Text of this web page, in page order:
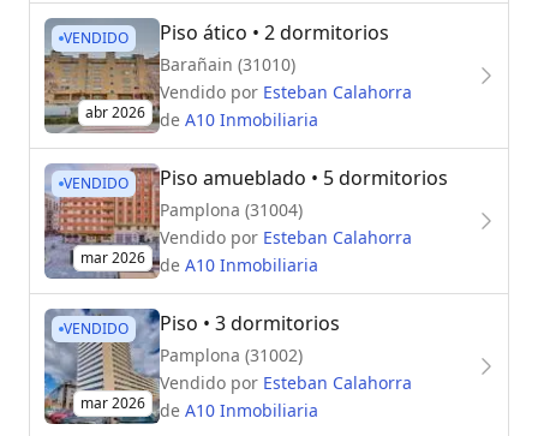
VENDIDO
abr 2026
Piso ático • 2 dormitorios
Barañain (31010)
Vendido por Esteban Calahorra
de A10 Inmobiliaria
VENDIDO
mar 2026
Piso amueblado • 5 dormitorios
Pamplona (31004)
Vendido por Esteban Calahorra
de A10 Inmobiliaria
VENDIDO
mar 2026
Piso • 3 dormitorios
Pamplona (31002)
Vendido por Esteban Calahorra
de A10 Inmobiliaria